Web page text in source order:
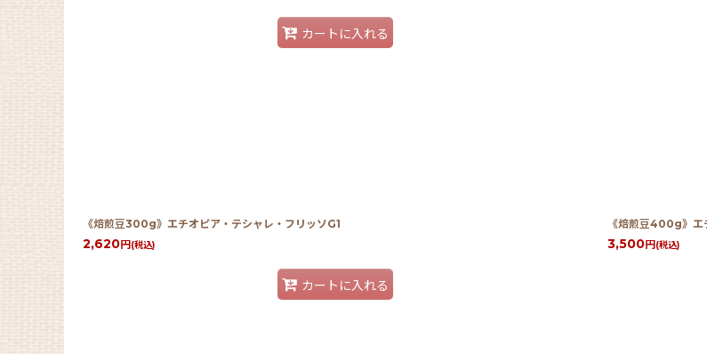
カートに入れる
《焙煎豆300g》エチオピア・テシャレ・フリッソG1
2,620円 (税込)
カートに入れる
《焙煎豆400g》エ
3,500円 (税込)